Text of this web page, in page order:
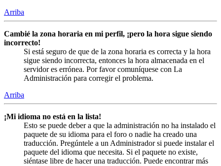
Arriba
Cambié la zona horaria en mi perfil, ¡pero la hora sigue siendo
incorrecto!
Si está seguro de que de la zona horaria es correcta y la hora
sigue siendo incorrecta, entonces la hora almacenada en el
servidor es errónea. Por favor comuníquese con La
Administración para corregir el problema.
Arriba
¡Mi idioma no está en la lista!
Esto se puede deber a que la administración no ha instalado el
paquete de su idioma para el foro o nadie ha creado una
traducción. Pregúntele a un Administrador si puede instalar el
paquete del idioma que necesita. Si el paquete no existe,
siéntase libre de hacer una traducción. Puede encontrar más